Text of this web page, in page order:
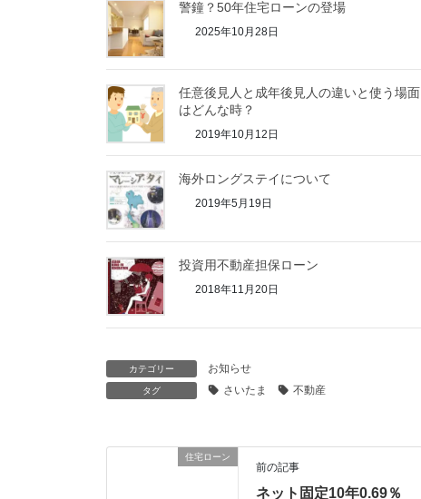
警鐘？50年住宅ローンの登場
2025年10月28日
任意後見人と成年後見人の違いと使う場面
はどんな時？
2019年10月12日
海外ロングステイについて
2019年5月19日
投資用不動産担保ローン
2018年11月20日
カテゴリー お知らせ
タグ さいたま 不動産
住宅ローン
前の記事
ネット固定10年0.69％